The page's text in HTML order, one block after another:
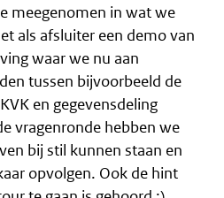
meegenomen in wat we
als afsluiter een demo van
waar we nu aan
tussen bijvoorbeeld de
en gegevensdeling
vragenronde hebben we
bij stil kunnen staan en
opvolgen. Ook de hint